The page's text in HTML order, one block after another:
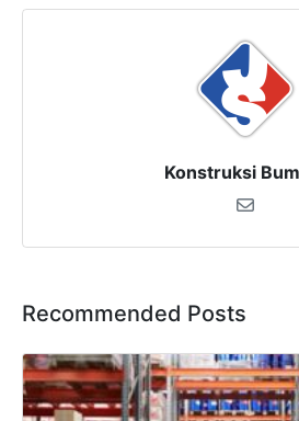
Konstruksi
Recommended Posts